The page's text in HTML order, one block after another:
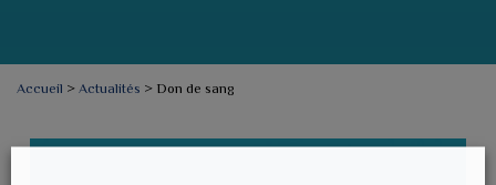
Accueil > Actualités > Don de sang